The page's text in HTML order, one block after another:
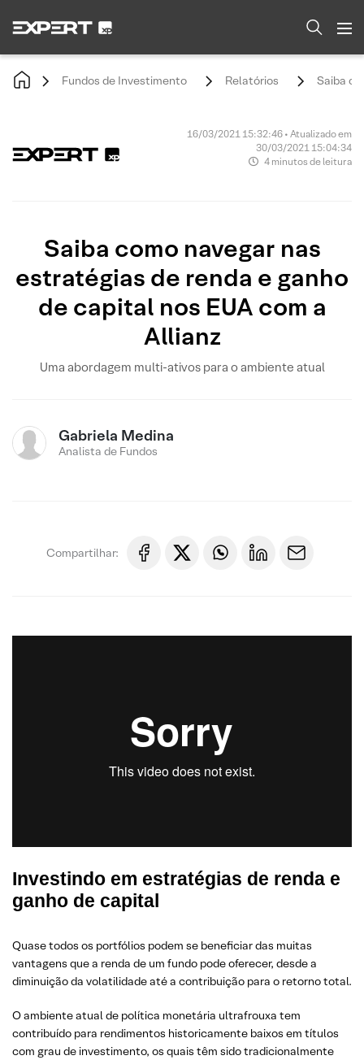
Fundos de Investimento Relatórios Saiba
16/03/2021 15:32:46 • Atualizado em
30/03/2021 15:04:34
4 minutos de leitura
Saiba como navegar nas
estratégias de renda e ganho
de capital nos EUA com a
Allianz
Uma abordagem multi-ativos para o ambiente atual
Gabriela Medina
Analista de Fundos
Compartilhar:
Investindo em estratégias de renda e
ganho de capital
Quase todos os portfólios podem se beneficiar das muitas
vantagens que a renda de um fundo pode oferecer, desde a
diminuição da volatilidade até a contribuição para o retorno total.
O ambiente atual de política monetária ultrafrouxa tem
contribuído para rendimentos historicamente baixos em títulos
com grau de investimento, os quais têm sido tradicionalmente